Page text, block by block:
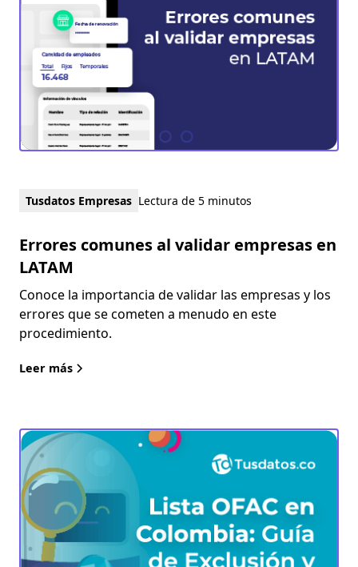
Tusdatos Empresas Lectura de 5 minutos
Errores comunes al validar empresas en
LATAM
Conoce la importancia de validar las empresas y los
errores que se cometen a menudo en este
procedimiento.
Leer más